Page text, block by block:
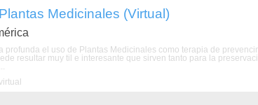
Medicinales (Virtual)
profunda el uso de Plantas Medicinales como terapia de
resultar muy til e interesante que sirven tanto para la